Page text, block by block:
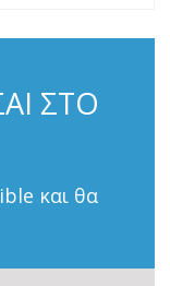
ΣΤΟ
και θα